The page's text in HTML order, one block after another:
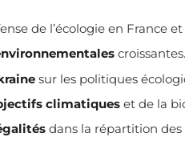
de l’écologie en France
croissantes.
sur les politiques
climatiques et de la
dans la répartition des